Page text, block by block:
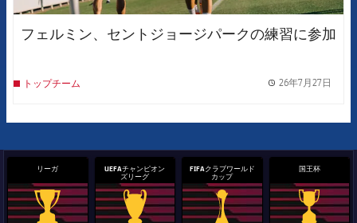
フェルミン、セントジョージパークの練習に参加
トップチーム 26年7月27日
リーガ
UEFAチャンピオン
ズリーグ
FIFAクラブワールド
カップ
国王杯